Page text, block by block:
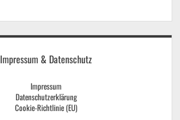
Impressum & Datenschutz
Impressum
Datenschutzerklärung
Cookie-Richtlinie (EU)